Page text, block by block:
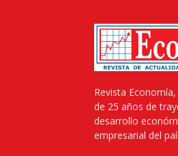
Revista
de 25 años de
desarrollo
empresarial del